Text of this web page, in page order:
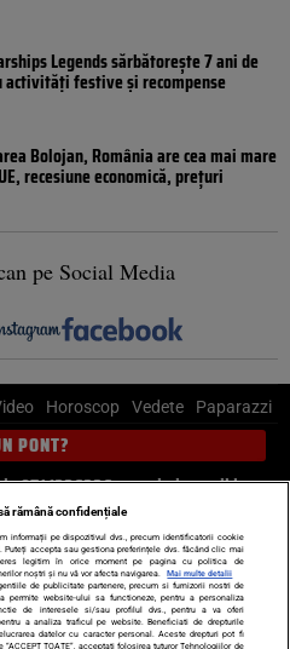
Legends sărbătorește 7 ani de
activități festive și recompense
Bolojan, România are cea mai mare
recesiune economică, prețuri
pe Social Media
Horoscop Vedete Paparazzi
PONT?
0741226226 sau trimite mail la
externe
Politică
Dictionar de vise
LIFE STYLE
rămână confidențiale
informații pe dispozitivul dvs., precum identificatorii cookie
Puteți accepta sau gestiona preferințele dvs. făcând clic mai
legitim în orice moment pe pagina cu politica de
noștri și nu vă vor afecta navigarea.
Mai multe detalii
de publicitate partenere, precum si furnizorii nostri de
website-ului sa functioneze, pentru a personaliza
de interesele si/sau profilul dvs., pentru a va oferi
a analiza traficul pe website. Beneficiati de drepturile
datelor cu caracter personal. Aceste drepturi pot fi
“ACCEPT TOATE”, acceptati folosirea tuturor Tehnologiilor de